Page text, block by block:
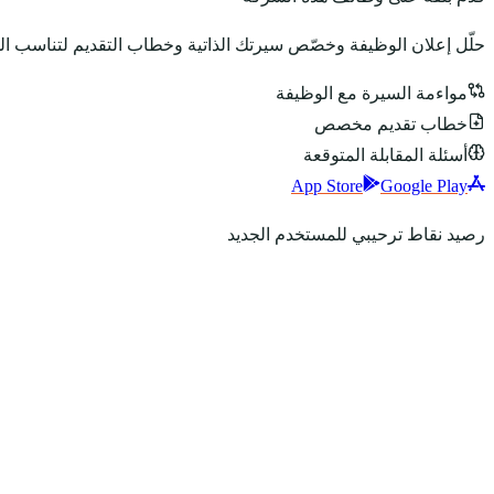
حلّل إعلان الوظيفة وخصّص سيرتك الذاتية وخطاب التقديم لتناسب
مواءمة السيرة مع الوظيفة
خطاب تقديم مخصص
أسئلة المقابلة المتوقعة
App Store
Google Play
رصيد نقاط ترحيبي للمستخدم الجديد